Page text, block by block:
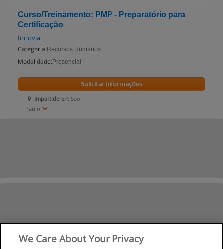
Curso/Treinamento: PMP - Preparatório para
Certificação
Innovia
Categoria: Recursos Humanos
Modalidade: Presencial
Impartido en: São
Paulo
Solicitar informações
We Care About Your Privacy